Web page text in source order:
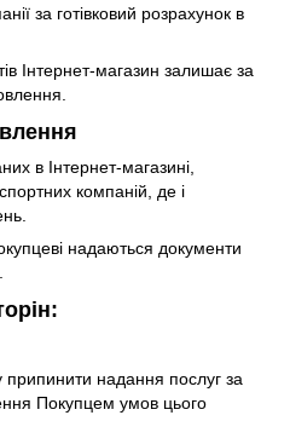
за готівковий розрахунок в
Інтернет-магазин залишає за
в Інтернет-магазині,
компаній, де і
надаються документи
надання послуг за
Покупцем умов цього